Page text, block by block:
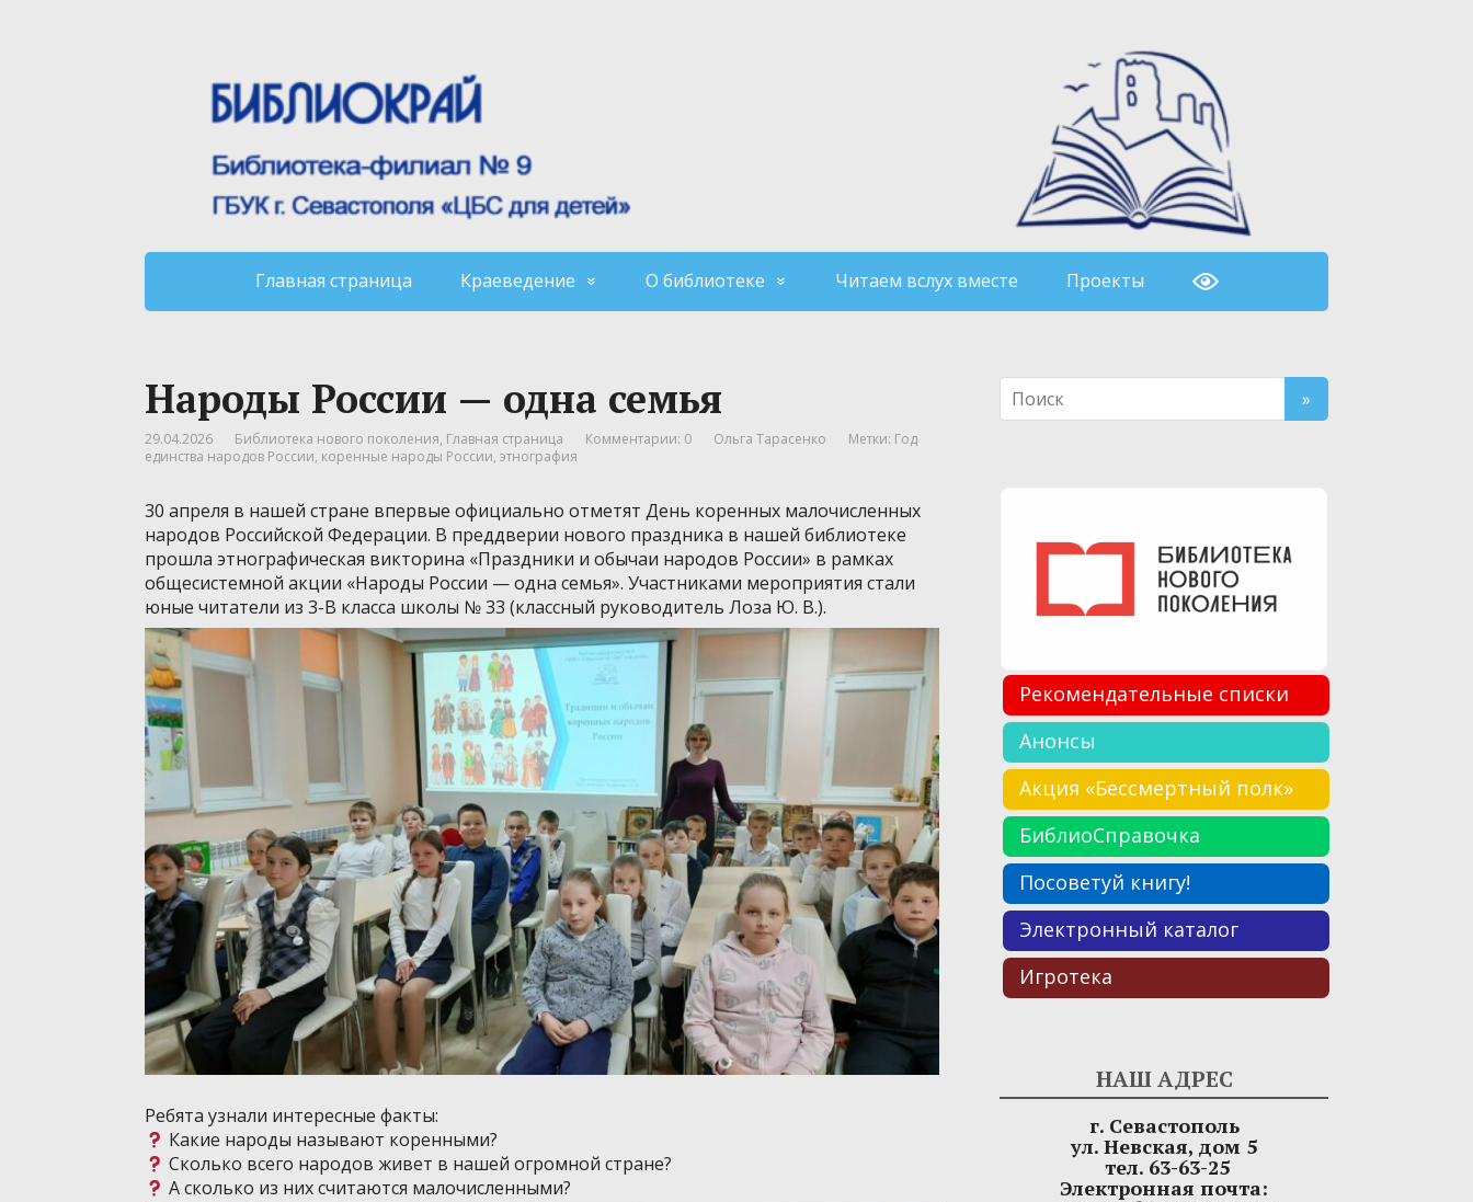
Главная страница Краеведение О библиотеке Читаем вслух вместе Проекты
Народы России — одна семья
29.04.2026 Библиотека нового поколения, Главная страница Комментарии: 0 Ольга Тарасенко Метки: Год
единства народов России, коренные народы России, этнография
30 апреля в нашей стране впервые официально отметят День коренных малочисленных
народов Российской Федерации. В преддверии нового праздника в нашей библиотеке
прошла этнографическая викторина «Праздники и обычаи народов России» в рамках
общесистемной акции «Народы России — одна семья». Участниками мероприятия стали
юные читатели из 3-В класса школы № 33 (классный руководитель Лоза Ю. В.).
Ребята узнали интересные факты:
Какие народы называют коренными?
Сколько всего народов живет в нашей огромной стране?
А сколько из них считаются малочисленными?
Рекомендательные списки
Анонсы
Акция «Бессмертный полк»
БиблиоСправочка
Посоветуй книгу!
Электронный каталог
Игротека
НАШ АДРЕС
г. Севастополь
ул. Невская, дом 5
тел. 63-63-25
Электронная почта: